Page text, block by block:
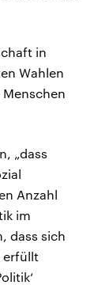
in
Wahlen
„dass
Anzahl
im
dass sich
erfüllt